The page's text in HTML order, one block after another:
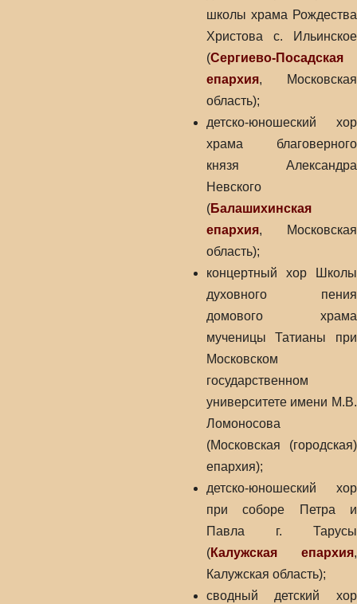
школы храма Рождества
Христова с. Ильинское
(Сергиево-Посадская
епархия, Московская
область);
детско-юношеский хор
храма благоверного
князя Александра
Невского
(Балашихинская
епархия, Московская
область);
концертный хор Школы
духовного пения
домового храма
мученицы Татианы при
Московском
государственном
университете имени М.В.
Ломоносова
(Московская (городская)
епархия);
детско-юношеский хор
при соборе Петра и
Павла г. Тарусы
(Калужская епархия,
Калужская область);
сводный детский хор